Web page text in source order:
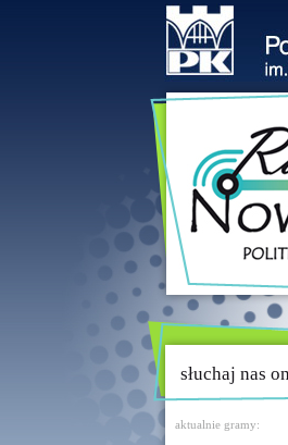
słuchaj nas
aktualnie gramy: